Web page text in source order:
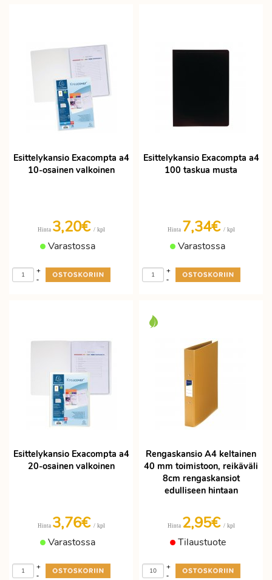
Esittelykansio Exacompta a4
10-osainen valkoinen
Hinta 3,20€ / kpl
Varastossa
-
+
Esittelykansio Exacompta a4
100 taskua musta
Hinta 7,34€ / kpl
Varastossa
-
+
Esittelykansio Exacompta a4
20-osainen valkoinen
Hinta 3,76€ / kpl
Varastossa
-
+
Rengaskansio A4 keltainen
40 mm toimistoon, reikäväli
8cm rengaskansiot
edulliseen hintaan
Hinta 2,95€ / kpl
Tilaustuote
-
+